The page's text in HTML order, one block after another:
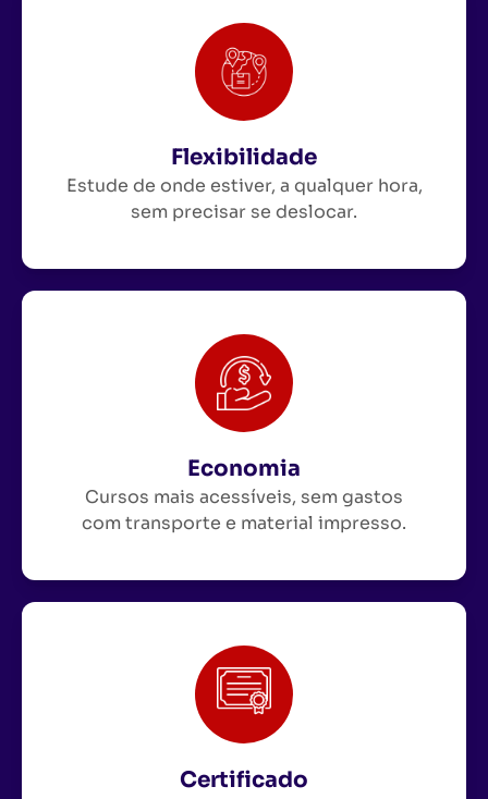
Flexibilidade
Estude de onde estiver, a qualquer hora,
sem precisar se deslocar.
Economia
Cursos mais acessíveis, sem gastos
com transporte e material impresso.
Certificado